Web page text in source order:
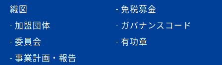
織図
加盟団体
委員会
事業計画・報告
免税募金
ガバナンスコード
有功章